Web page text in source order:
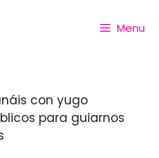
Menu
con yugo
para guiarnos